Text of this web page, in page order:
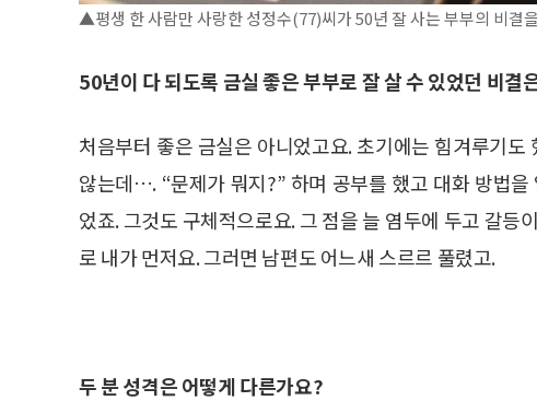
▲평생 한 사람만 사랑한 성정수(77)씨가 50년 잘 사는 부부의 비결
50년이 다 되도록 금실 좋은 부부로 잘 살 수 있었던 비결
처음부터 좋은 금실은 아니었고요. 초기에는 힘겨루기
않는데…. “문제가 뭐지?” 하며 공부를 했고 대화 방법
었죠. 그것도 구체적으로요. 그 점을 늘 염두에 두고 갈등
로 내가 먼저요. 그러면 남편도 어느새 스르르 풀렸고.
두 분 성격은 어떻게 다른가요?